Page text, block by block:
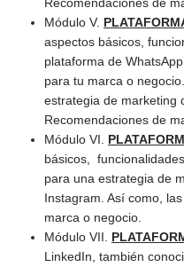
Módulo V.
aspectos básicos,
plataforma de
para tu marca o
estrategia de marketing
Recomendaciones de
Módulo VI.
básicos,
para una estrategia de
Instagram. Así como,
marca o negocio.
Módulo VII.
LinkedIn, también